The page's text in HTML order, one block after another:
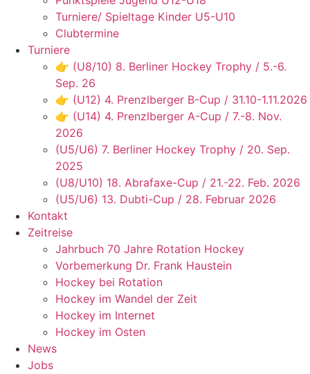
Turniere/ Spieltage Kinder U5-U10
Clubtermine
Turniere
👉 (U8/10) 8. Berliner Hockey Trophy / 5.-6.
Sep. 26
👉 (U12) 4. Prenzlberger B-Cup / 31.10-1.11.2026
👉 (U14) 4. Prenzlberger A-Cup / 7.-8. Nov.
2026
(U5/U6) 7. Berliner Hockey Trophy / 20. Sep.
2025
(U8/U10) 18. Abrafaxe-Cup / 21.-22. Feb. 2026
(U5/U6) 13. Dubti-Cup / 28. Februar 2026
Kontakt
Zeitreise
Jahrbuch 70 Jahre Rotation Hockey
Vorbemerkung Dr. Frank Haustein
Hockey bei Rotation
Hockey im Wandel der Zeit
Hockey im Internet
Hockey im Osten
News
Jobs